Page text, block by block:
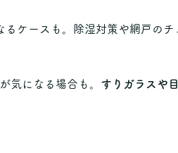
るケースも。除湿対策や網戸のチ
気になる場合も。 すりガラスや